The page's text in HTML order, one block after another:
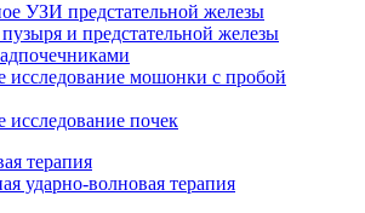
УЗИ предстательной железы
и предстательной железы
исследование мошонки с пробой
исследование почек
терапия
ударно-волновая терапия